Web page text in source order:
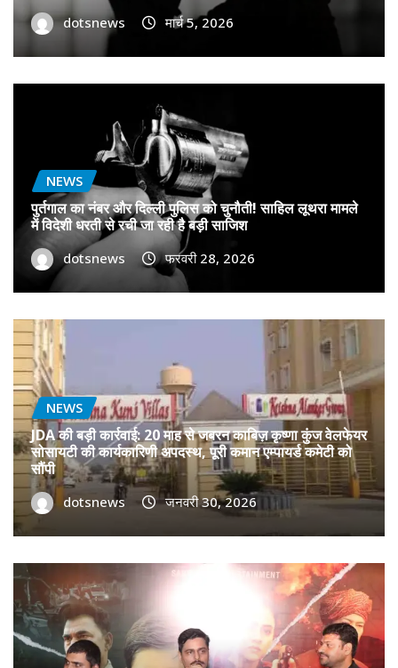
dotsnews मार्च 5, 2026
NEWS
पुर्तगाल का नंबर और दिल्ली पुलिस को चुनौती! साहिल लूथरा मामले
में विदेशी धरती से रची जा रही है बड़ी साजिश
dotsnews फरवरी 28, 2026
NEWS
JDA की बड़ी कार्रवाई: 20 माह से जबरन काबिज़ कृष्णा कुंज वेलफेयर
सोसायटी की कार्यकारिणी अपदस्थ, पूरी कमान एम्पायर्ड कमेटी को
सौंपी
dotsnews जनवरी 30, 2026